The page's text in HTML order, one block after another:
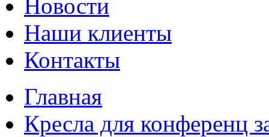
Новости
Наши клиенты
Контакты
Главная
Кресла для конференц